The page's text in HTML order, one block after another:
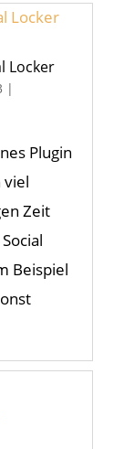
Locker
|
Plugin
viel
Zeit
Beispiel